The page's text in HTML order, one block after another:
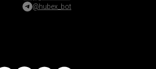
@hubex_bot